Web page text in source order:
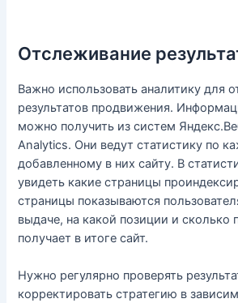
Отслеживание
Важно использовать аналитику для
результатов продвижения.
можно получить из систем
Analytics. Они ведут статистику по
добавленному в них сайту. В
увидеть какие страницы
страницы показываются
выдаче, на какой позиции и сколько
получает в итоге сайт.
Нужно регулярно проверять
корректировать стратегию в